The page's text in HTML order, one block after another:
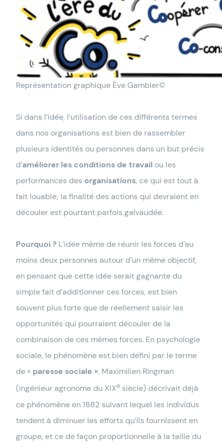
Représentation graphique Ève Gambier©
Si dans l’idée, l’utilisation de ces différents termes
dans nos organisations est bien de rassembler
plusieurs identités ou personnes dans un but précis
d’améliorer les conditions de travail ou les
performances des organisations, ce qui est tout à
fait louable; la finalité des actions qui devraient en
découler est pourtant parfois galvaudée.
Pourquoi ? L’idée même de réunir les forces d’au
moins deux personnes autour d’un même objectif,
en pensant que cette idée serait gagnante du
simple fait d’additionner ces forces, est bien
souvent plus forte que de réellement saisir les
opportunités qui pourraient découler de la
combinaison de ces mêmes forces. En psychologie
sociale, le phénomène est bien défini par le terme
de « paresse sociale ». Maximilien Ringman
(ingénieur agronome du XIXe siècle) décrivait déjà
ce phénomène en 1882 suivant lequel les individus
tendent à diminuer les efforts qu’ils fournissent en
groupe, et ce de façon proportionnelle à la taille du